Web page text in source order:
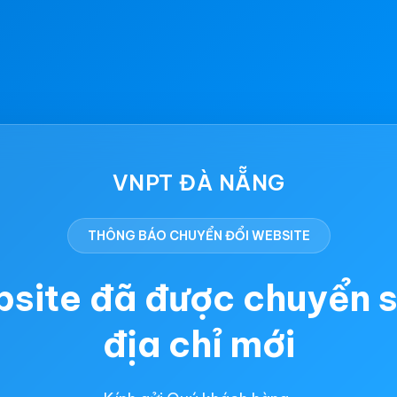
VNPT ĐÀ NẴNG
THÔNG BÁO CHUYỂN ĐỔI WEBSITE
đã được chuyển
địa chỉ mới